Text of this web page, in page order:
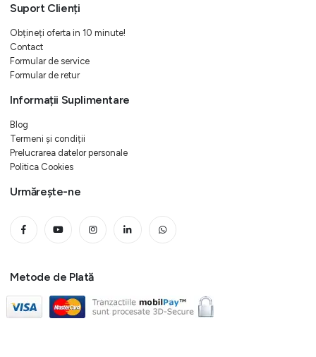
Suport Clienți
Obțineți oferta in 10 minute!
Contact
Formular de service
Formular de retur
Informații Suplimentare
Blog
Termeni și condiții
Prelucrarea datelor personale
Politica Cookies
Urmărește-ne
Metode de Plată